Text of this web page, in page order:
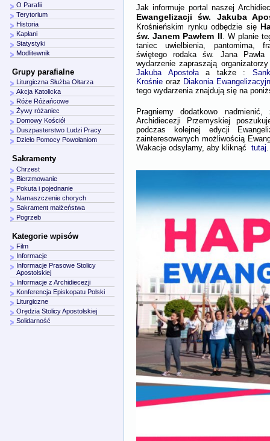
Jak informuje portal naszej
Ewangelizacji św. Jakuba
Krośnieńskim rynku odbędzie się
św. Janem Pawłem II . W planie
taniec uwielbienia, pantomima,
świętego rodaka św. Jana
wydarzenie zapraszają organizatorzy
Jakuba Apostołaa także :
Krośnie oraz Diakonia
tego wydarzenia znajdują się na
Pragniemy dodatkowo
Archidiecezji Przemyskiej
podczas kolejnej edycji
zainteresowanych możliwością
Wakacje odsyłamy, aby kliknąć tutaj
O Parafii
Terytorium
Historia
Kapłani
Statystyki
Modlitewnik
Grupy parafialne
Liturgiczna Służba Ołtarza
Akcja Katolicka
Róże Różańcowe
Żywy różaniec
Domowy Kościół
Duszpasterstwo Ludzi Pracy
Dzieło Pomocy Powołaniom
Sakramenty
Chrzest
Bierzmowanie
Pokuta i pojednanie
Namaszczenie chorych
Sakrament małżeństwa
Pogrzeb
Kategorie wpisów
Film
Informacje
Informacje Prasowe Stolicy
Apostolskiej
Informacje z Archidiecezji
Konferencja Episkopatu Polski
Liturgiczne
Orędzia Stolicy Apostolskiej
Solidarność